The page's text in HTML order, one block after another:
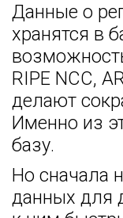
Данные о
хранятся в
RIPE NCC,
делают
Именно из
базу.
Но сначала
данных для